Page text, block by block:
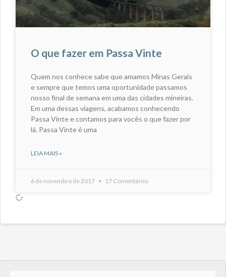
O que fazer em Passa Vinte
Quem nos conhece sabe que amamos Minas Gerais
e sempre que temos uma oportunidade passamos
nosso final de semana em uma das cidades mineiras.
Em uma dessas viagens, acabamos conhecendo
Passa Vinte e contamos para vocês o que fazer por
lá. Passa Vinte é uma
LEIA MAIS »
6 de novembro de 2017 17 Comentários